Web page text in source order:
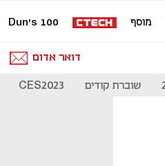
מוסף Dun's 100
דואר אדום
שוברת קודים CES2023